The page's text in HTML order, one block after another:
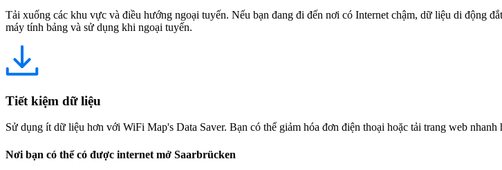
Tải xuống các khu vực và điều hướng ngoại tuyến. Nếu bạn đang đi đến nơi có Internet chậm, dữ liệu di động
máy tính bảng và sử dụng khi ngoại tuyến.
Tiết kiệm dữ liệu
Sử dụng ít dữ liệu hơn với WiFi Map's Data Saver. Bạn có thể giảm hóa đơn điện thoại hoặc tải trang web
Nơi bạn có thể có được internet mở Saarbrücken